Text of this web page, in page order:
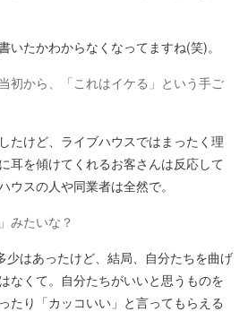
いたかわからなくなってますね(笑)。
から、「これはイケる」という手ご
たけど、ライブハウスではまったく理
耳を傾けてくれるお客さんは反応して
ウスの人や同業者は全然で。
みたいな？
少はあったけど、結局、自分たちを曲げ
なくて。自分たちがいいと思うものを
たり「カッコいい」と言ってもらえる